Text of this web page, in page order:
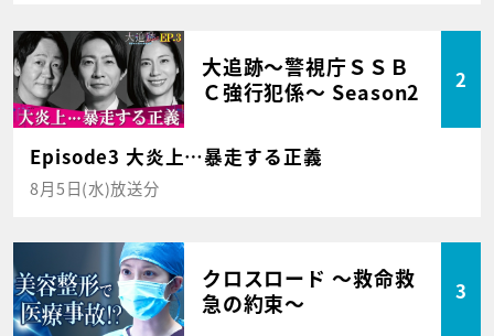
大追跡～警視庁ＳＳＢ
Ｃ強行犯係～ Season2
2
Episode3 大炎上…暴走する正義
8月5日(水)放送分
クロスロード ～救命救
急の約束～
3